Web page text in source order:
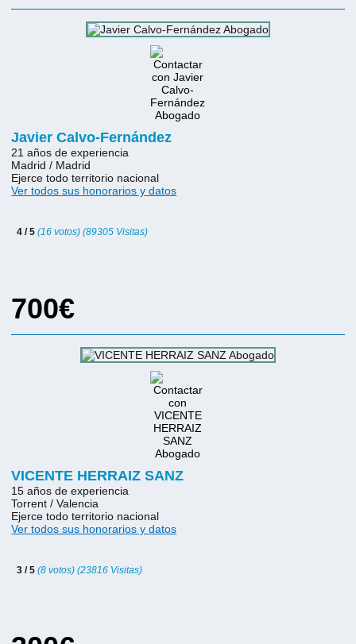
Javier Calvo-Fernández
21 años de experiencia
Madrid / Madrid
Ejerce todo territorio nacional
Ver todos sus honorarios y datos
4 / 5(16 votos) (89305 Visitas)
700€
VICENTE HERRAIZ SANZ
15 años de experiencia
Torrent / Valencia
Ejerce todo territorio nacional
Ver todos sus honorarios y datos
3 / 5(8 votos) (23816 Visitas)